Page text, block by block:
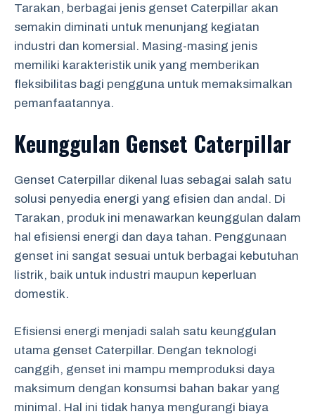
Tarakan, berbagai jenis genset Caterpillar akan
semakin diminati untuk menunjang kegiatan
industri dan komersial. Masing-masing jenis
memiliki karakteristik unik yang memberikan
fleksibilitas bagi pengguna untuk memaksimalkan
pemanfaatannya.
Keunggulan Genset Caterpillar
Genset Caterpillar dikenal luas sebagai salah satu
solusi penyedia energi yang efisien dan andal. Di
Tarakan, produk ini menawarkan keunggulan dalam
hal efisiensi energi dan daya tahan. Penggunaan
genset ini sangat sesuai untuk berbagai kebutuhan
listrik, baik untuk industri maupun keperluan
domestik.
Efisiensi energi menjadi salah satu keunggulan
utama genset Caterpillar. Dengan teknologi
canggih, genset ini mampu memproduksi daya
maksimum dengan konsumsi bahan bakar yang
minimal. Hal ini tidak hanya mengurangi biaya